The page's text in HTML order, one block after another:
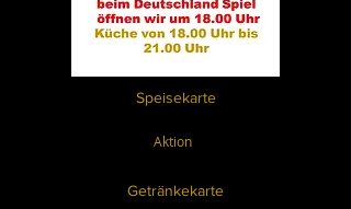
Speisekarte
Aktion
Getränkekarte